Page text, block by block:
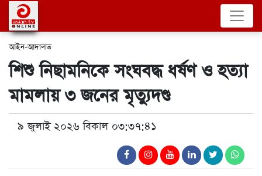
আইন-আদালত
শিশু নিছামনিকে সংঘবদ্ধ ধর্ষণ ও হত্যা
মামলায় ৩ জনের মৃত্যুদণ্ড
৯ জুলাই ২০২৬ বিকাল ০৩:৩৭:৪১